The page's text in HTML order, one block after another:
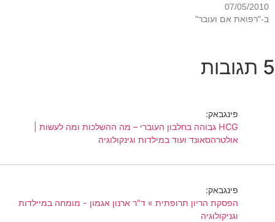
07/05/2010
ב-"רפואת אם ועובר"
5 תגובות
פינגבאק:
HCG גבוהה בחלבון העוברי – מה ההשלכות ומה לעשות |
אולטרהסאונד ועוד במילדות וגינקולוגיה
פינגבאק:
הפסקת הריון תרופתית » ד"ר ארנון אגמון - מומחה במיילדות
וגניקולוגיה